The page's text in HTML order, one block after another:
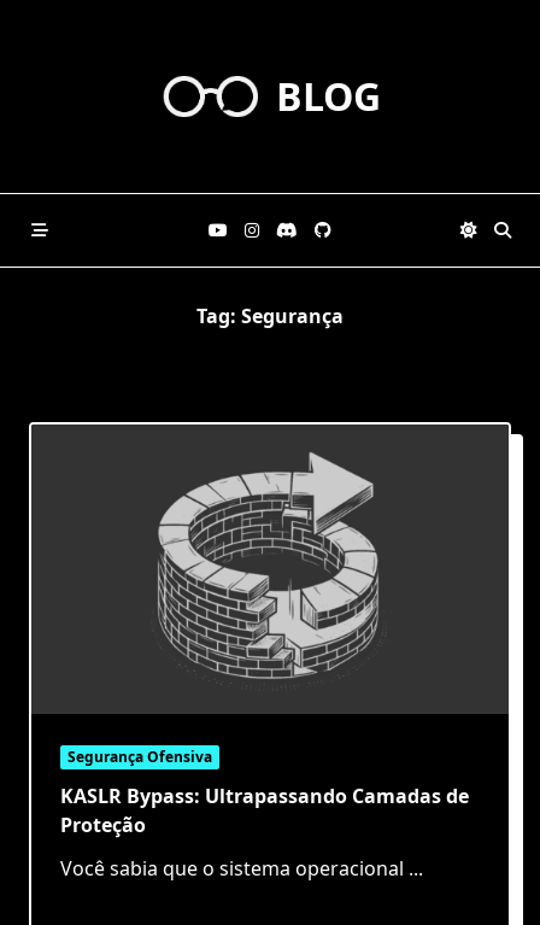
BLOG
Tag: Segurança
Segurança Ofensiva
KASLR Bypass: Ultrapassando Camadas de
Proteção
Você sabia que o sistema operacional ...